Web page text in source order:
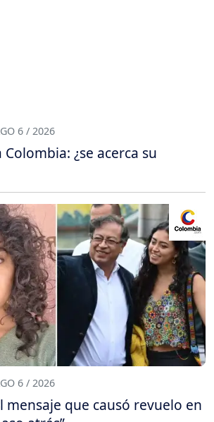
6 / 2026
Colombia: ¿se acerca su
6 / 2026
mensaje que causó revuelo en